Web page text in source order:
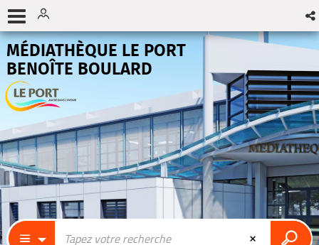
MÉDIATHÈQUE LE PORT
BENOÎTE BOULARD